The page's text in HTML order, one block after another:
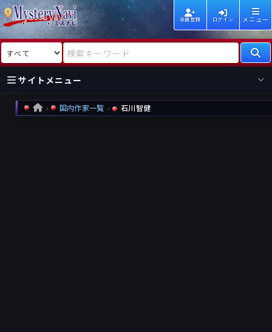
会員登録 ログイン メニュー
検索対象 検索キーワード
サイトメニュー
国内
海外
HOME 国内作家一覧 石川智健